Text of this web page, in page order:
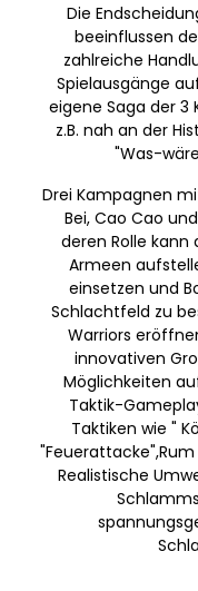
Die
beeinflussen
zahlreiche
Spielausgänge
eigene Saga der 3
z.B. nah an der
"Was-
Drei Kampagnen
Bei, Cao Cao
deren Rolle kann
Armeen
einsetzen und
Schlachtfeld zu
Warriors
innovativen
Möglichkeiten
Taktik-
Taktiken wie "
Realistische